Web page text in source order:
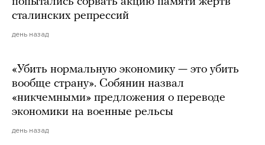
сталинских репрессий
день назад
«Убить нормальную экономику — это убить
вообще страну». Собянин назвал
«никчемными» предложения о переводе
экономики на военные рельсы
день назад